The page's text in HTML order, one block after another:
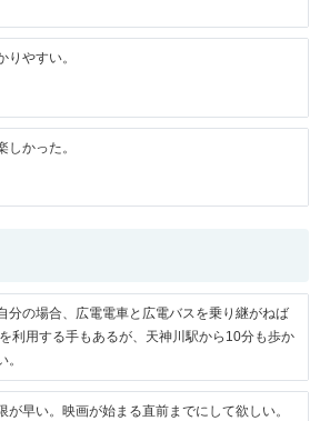
りやすい。
しかった。
分の場合、広電電車と広電バスを乗り継がねば
利用する手もあるが、天神川駅から10分も歩か
が早い。映画が始まる直前までにして欲しい。